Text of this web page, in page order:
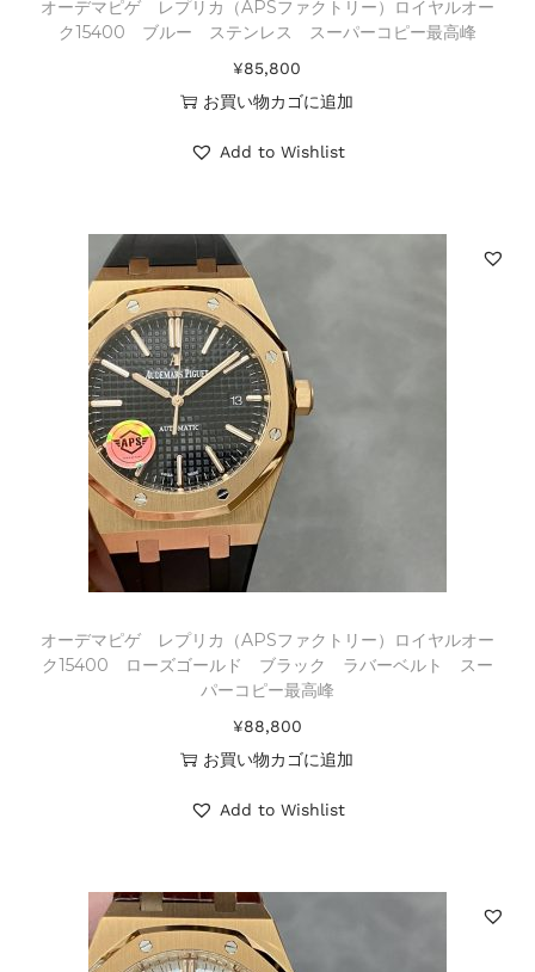
オーデマピゲ レプリカ（APSファクトリー）ロイヤルオー
ク15400 ブルー ステンレス スーパーコピー最高峰
¥85,800
お買い物カゴに追加
Add to Wishlist
オーデマピゲ レプリカ（APSファクトリー）ロイヤルオー
ク15400 ローズゴールド ブラック ラバーベルト スー
パーコピー最高峰
¥88,800
お買い物カゴに追加
Add to Wishlist